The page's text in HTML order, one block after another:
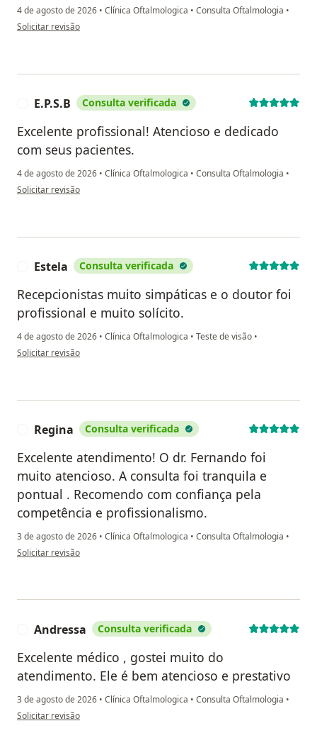
4 de agosto de 2026 • Clínica Oftalmologica • Consulta Oftalmologia •
na opinião do utilizador Wesley
Solicitar revisão
E.P.S.B Consulta verificada
Excelente profissional! Atencioso e dedicado
com seus pacientes.
4 de agosto de 2026 • Clínica Oftalmologica • Consulta Oftalmologia •
na opinião do utilizador E.P.S.B
Solicitar revisão
Estela Consulta verificada
Recepcionistas muito simpáticas e o doutor foi
profissional e muito solícito.
4 de agosto de 2026 • Clínica Oftalmologica • Teste de visão •
na opinião do utilizador Estela
Solicitar revisão
Regina Consulta verificada
Excelente atendimento! O dr. Fernando foi
muito atencioso. A consulta foi tranquila e
pontual . Recomendo com confiança pela
competência e profissionalismo.
3 de agosto de 2026 • Clínica Oftalmologica • Consulta Oftalmologia •
na opinião do utilizador Regina
Solicitar revisão
Andressa Consulta verificada
Excelente médico , gostei muito do
atendimento. Ele é bem atencioso e prestativo
3 de agosto de 2026 • Clínica Oftalmologica • Consulta Oftalmologia •
na opinião do utilizador Andressa
Solicitar revisão